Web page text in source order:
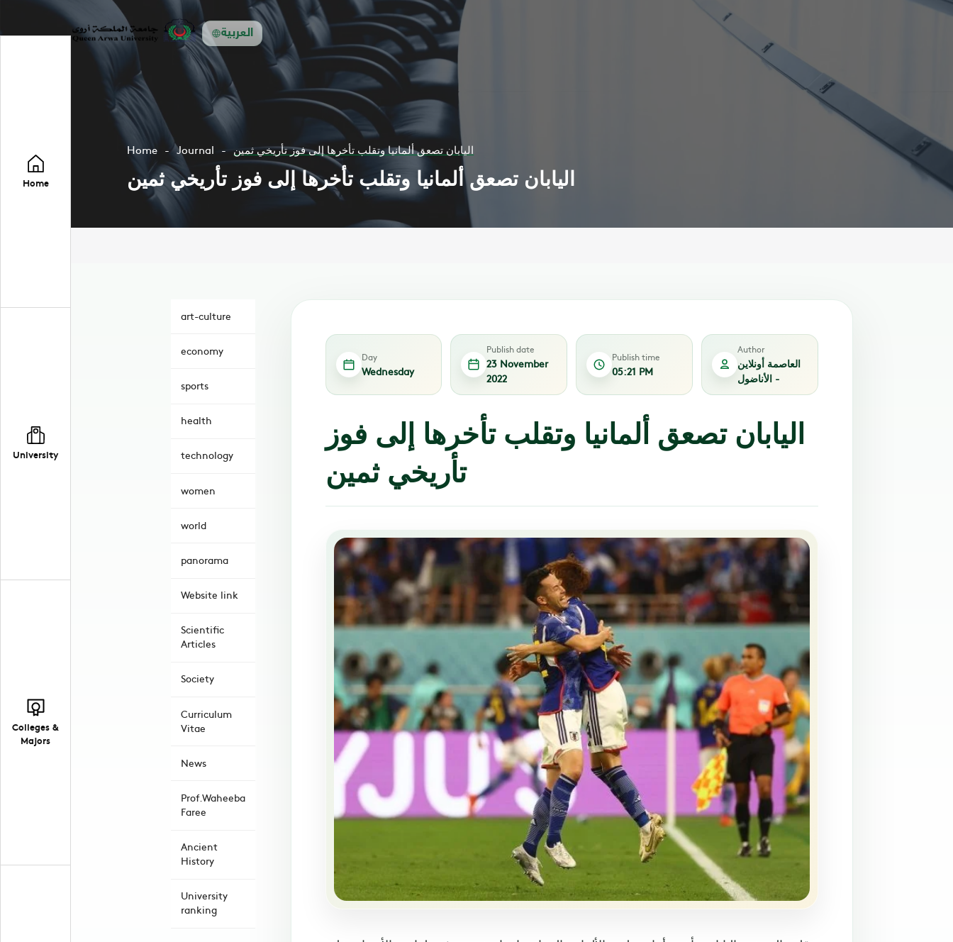
العربية
Home
University
Colleges &
Majors
Home Journal اليابان تصعق ألمانيا وتقلب تأخرها إلى فوز تأريخي ثمين
اليابان تصعق ألمانيا وتقلب تأخرها إلى فوز تأريخي ثمين
art-culture
economy
sports
health
technology
women
world
panorama
Website link
Scientific
Articles
Society
Curriculum
Vitae
News
Prof.Waheeba
Faree
Ancient
History
University
ranking
Day
Wednesday
Publish date
23 November
2022
Publish time
05:21 PM
Author
العاصمة أونلاين
- الأناضول
اليابان تصعق ألمانيا وتقلب تأخرها إلى فوز
تأريخي ثمين